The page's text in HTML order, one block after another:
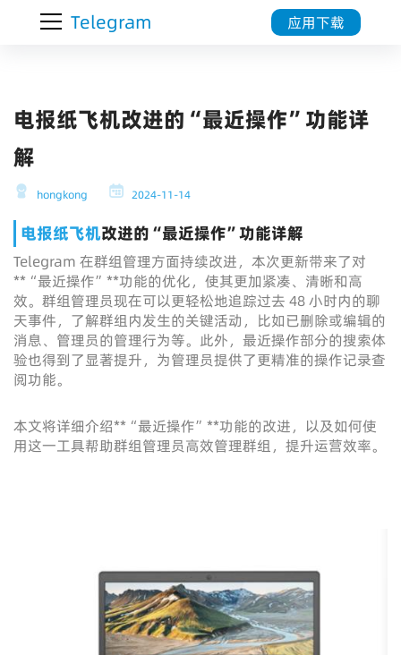
Telegram 应用下载
电报纸飞机改进的“最近操作”功能详
解
hongkong 2024-11-14
电报纸飞机改进的“最近操作”功能详解
Telegram 在群组管理方面持续改进，本次更新带来了对
**“最近操作”**功能的优化，使其更加紧凑、清晰和高
效。群组管理员现在可以更轻松地追踪过去 48 小时内的聊
天事件，了解群组内发生的关键活动，比如已删除或编辑的
消息、管理员的管理行为等。此外，最近操作部分的搜索体
验也得到了显著提升，为管理员提供了更精准的操作记录查
阅功能。
本文将详细介绍**“最近操作”**功能的改进，以及如何使
用这一工具帮助群组管理员高效管理群组，提升运营效率。